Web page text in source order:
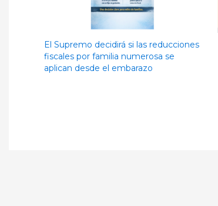
El Supremo decidirá si las reducciones
fiscales por familia numerosa se
aplican desde el embarazo